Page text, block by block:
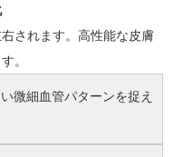
されます。高性能な皮膚
。
微細血管パターンを捉え